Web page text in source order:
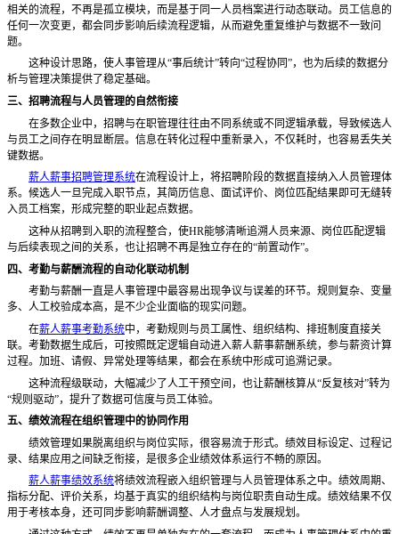
相关的流程，不再是孤立模块，而是基于同一人员档案进行动态联动。员工信息的
任何一次变更，都会同步影响后续流程逻辑，从而避免重复维护与数据不一致问
题。
这种设计思路，使人事管理从“事后统计”转向“过程协同”，也为后续的数据分
析与管理决策提供了稳定基础。
三、招聘流程与人员管理的自然衔接
在多数企业中，招聘与在职管理往往由不同系统或不同逻辑承载，导致候选人
与员工之间存在明显断层。信息在转化过程中重新录入，不仅耗时，也容易丢失关
键数据。
薪人薪事招聘管理系统在流程设计上，将招聘阶段的数据直接纳入人员管理体
系。候选人一旦完成入职节点，其简历信息、面试评价、岗位匹配结果即可无缝转
入员工档案，形成完整的职业起点数据。
这种从招聘到入职的流程整合，使HR能够清晰追溯人员来源、岗位匹配逻辑
与后续表现之间的关系，也让招聘不再是独立存在的“前置动作”。
四、考勤与薪酬流程的自动化联动机制
考勤与薪酬一直是人事管理中最容易出现争议与误差的环节。规则复杂、变量
多、人工校验成本高，是不少企业面临的现实问题。
在薪人薪事考勤系统中，考勤规则与员工属性、组织结构、排班制度直接关
联。考勤数据生成后，可按照既定逻辑自动进入薪人薪事薪酬系统，参与薪资计算
过程。加班、请假、异常处理等结果，都会在系统中形成可追溯记录。
这种流程级联动，大幅减少了人工干预空间，也让薪酬核算从“反复核对”转为
“规则驱动”，提升了数据可信度与员工体验。
五、绩效流程在组织管理中的协同作用
绩效管理如果脱离组织与岗位实际，很容易流于形式。绩效目标设定、过程记
录、结果应用之间缺乏衔接，是很多企业绩效体系运行不畅的原因。
薪人薪事绩效系统将绩效流程嵌入组织管理与人员管理体系之中。绩效周期、
指标分配、评价关系，均基于真实的组织结构与岗位职责自动生成。绩效结果不仅
用于考核本身，还可同步影响薪酬调整、人才盘点与发展规划。